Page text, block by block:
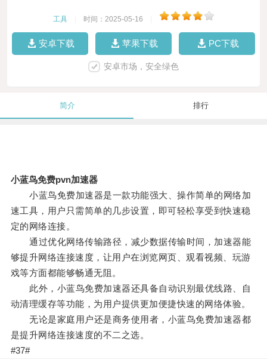
工具 时间：2025-05-16
安卓下载 苹果下载 PC下载
安卓市场，安全绿色
简介 排行
小蓝鸟免费pvn加速器
小蓝鸟免费加速器是一款功能强大、操作简单的网络加
速工具，用户只需简单的几步设置，即可轻松享受到快速稳
定的网络连接。
通过优化网络传输路径，减少数据传输时间，加速器能
够提升网络连接速度，让用户在浏览网页、观看视频、玩游
戏等方面都能够畅通无阻。
此外，小蓝鸟免费加速器还具备自动识别最优线路、自
动清理缓存等功能，为用户提供更加便捷快速的网络体验。
无论是家庭用户还是商务使用者，小蓝鸟免费加速器都
是提升网络连接速度的不二之选。
#37#